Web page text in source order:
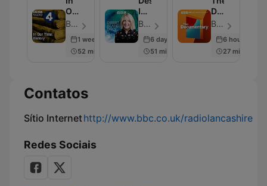
Our
Time:
History
BBC Radio 4 - Episódio 230
1 week ago
52 min
Island
Discs
BBC Radio 4 - Episódio 2000
6 days ago
51 min
Documentary
Podcast
BBC World Service - Episódio 2006
6 hours ago
27 min
Contatos
Sítio Internethttp://www.bbc.co.uk/radiolancashire
Redes Sociais